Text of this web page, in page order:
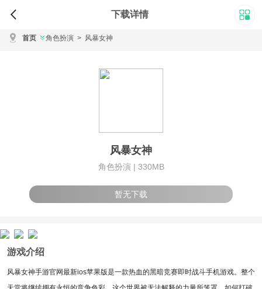
下载详情
首页 角色扮演 > 风暴女神
风暴女神
角色扮演 | 330MB
暂无下载
游戏介绍
风暴女神手游官网最新ios苹果版是一款热血的黑暗竞赛即时战斗手机游戏。整个